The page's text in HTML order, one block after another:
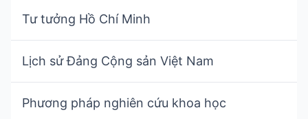
Tư tưởng Hồ Chí Minh
Lịch sử Đảng Cộng sản Việt Nam
Phương pháp nghiên cứu khoa học